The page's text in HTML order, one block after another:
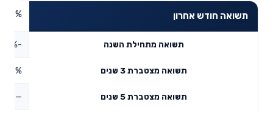
תשואה חודש אחרון
תשואה מתחילת השנה -1.43%
תשואה מצטברת 3 שנים
תשואה מצטברת 5 שנים —